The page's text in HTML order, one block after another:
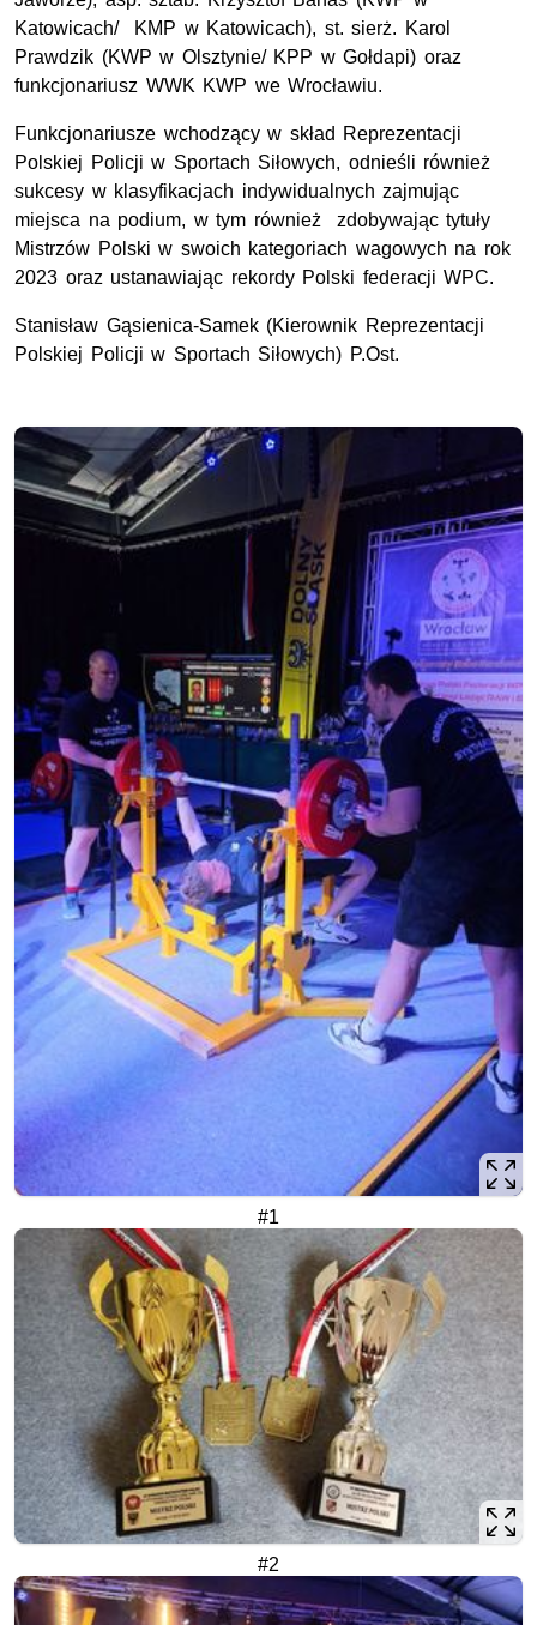
Katowicach/ KMP w Katowicach), st. sierż. Karol
Prawdzik (KWP w Olsztynie/ KPP w Gołdapi) oraz
funkcjonariusz WWK KWP we Wrocławiu.
Funkcjonariusze wchodzący w skład Reprezentacji
Polskiej Policji w Sportach Siłowych, odnieśli również
sukcesy w klasyfikacjach indywidualnych zajmując
miejsca na podium, w tym również zdobywając tytuły
Mistrzów Polski w swoich kategoriach wagowych na rok
2023 oraz ustanawiając rekordy Polski federacji WPC.
Stanisław Gąsienica-Samek (Kierownik Reprezentacji
Polskiej Policji w Sportach Siłowych) P.Ost.
#1
#2